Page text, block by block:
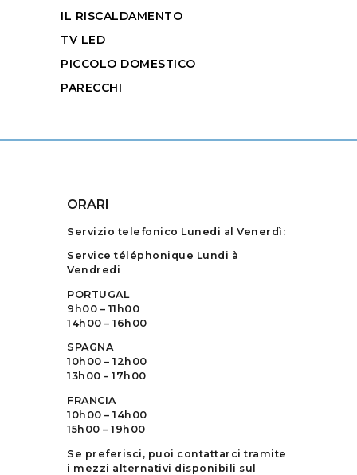
IL RISCALDAMENTO
TV LED
PICCOLO DOMESTICO
PARECCHI
ORARI
Servizio telefonico Lunedi al Venerdì:
Service téléphonique Lundi à
Vendredi
PORTUGAL
9h00 – 11h00
14h00 – 16h00
SPAGNA
10h00 – 12h00
13h00 – 17h00
FRANCIA
10h00 – 14h00
15h00 – 19h00
Se preferisci, puoi contattarci tramite
i mezzi alternativi disponibili sul